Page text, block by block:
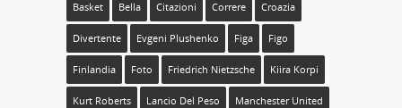
Basket Bella Citazioni Correre Croazia
Divertente Evgeni Plushenko Figa Figo
Finlandia Foto Friedrich Nietzsche Kiira Korpi
Kurt Roberts Lancio Del Peso Manchester United